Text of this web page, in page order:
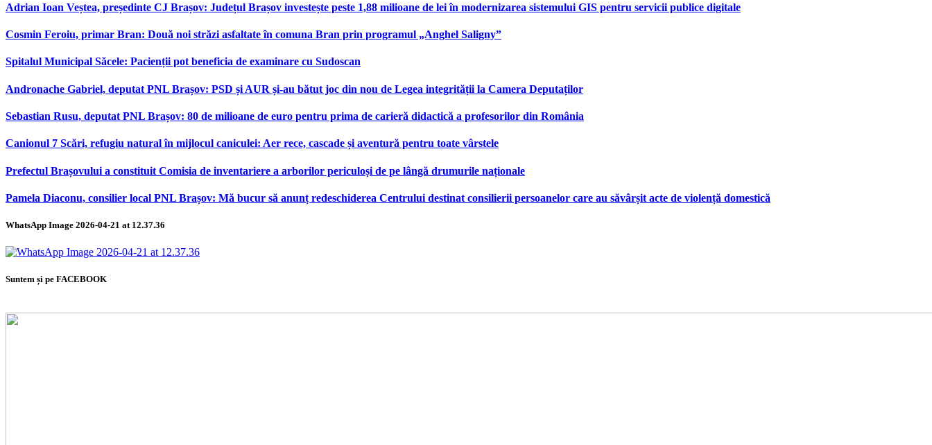
Adrian Ioan Veștea, președinte CJ Brașov: Județul Brașov investește peste 1,88 milioane de lei în modernizarea sistemului GIS pentru servicii publice digitale
Cosmin Feroiu, primar Bran: Două noi străzi asfaltate în comuna Bran prin programul „Anghel Saligny”
Spitalul Municipal Săcele: Pacienții pot beneficia de examinare cu Sudoscan
Andronache Gabriel, deputat PNL Brașov: PSD și AUR și-au bătut joc din nou de Legea integrității la Camera Deputaților
Sebastian Rusu, deputat PNL Brașov: 80 de milioane de euro pentru prima de carieră didactică a profesorilor din România
Canionul 7 Scări, refugiu natural în mijlocul caniculei: Aer rece, cascade și aventură pentru toate vârstele
Prefectul Brașovului a constituit Comisia de inventariere a arborilor periculoși de pe lângă drumurile naționale
Pamela Diaconu, consilier local PNL Brașov: Mă bucur să anunț redeschiderea Centrului destinat consilierii persoanelor care au săvârșit acte de violență domestică
WhatsApp Image 2026-04-21 at 12.37.36
Suntem și pe FACEBOOK